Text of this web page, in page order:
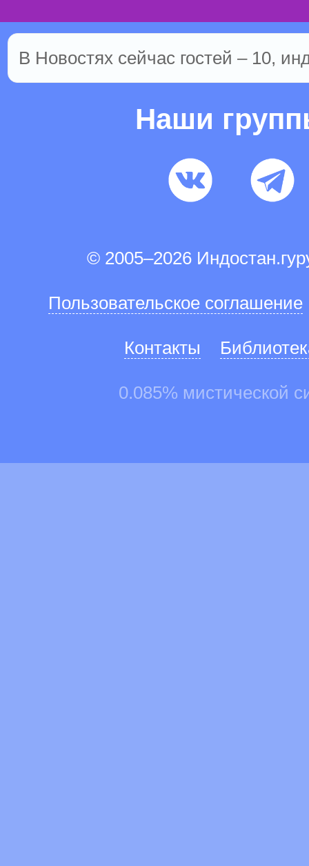
В Новостях сейчас гостей – 10,
Наши
© 2005–2026
Пользовательское соглашение
Контакты
0.085% мистической